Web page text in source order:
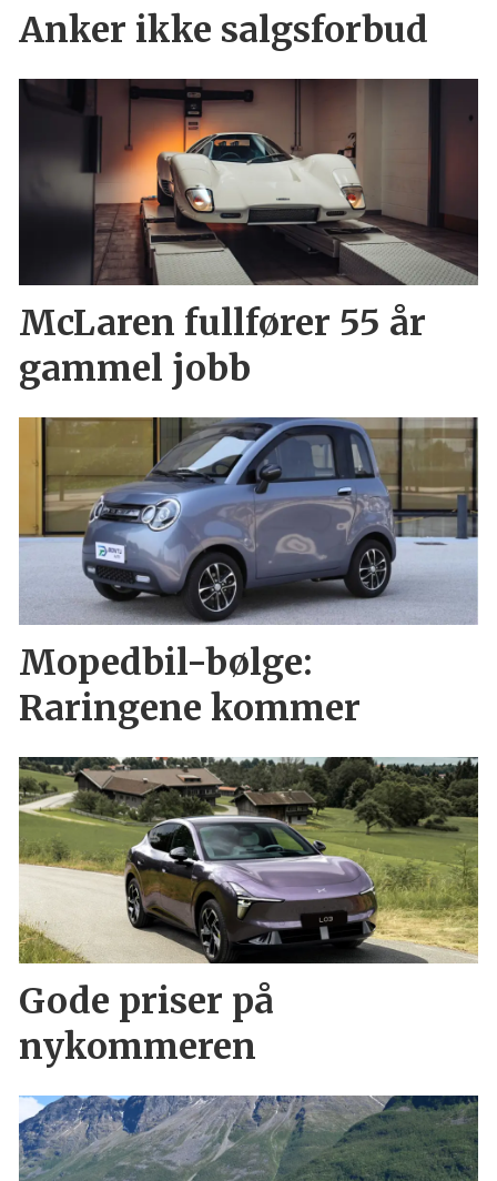
Anker ikke salgsforbud
McLaren fullfører 55 år
gammel jobb
Mopedbil-bølge:
Raringene kommer
Gode priser på
nykommeren